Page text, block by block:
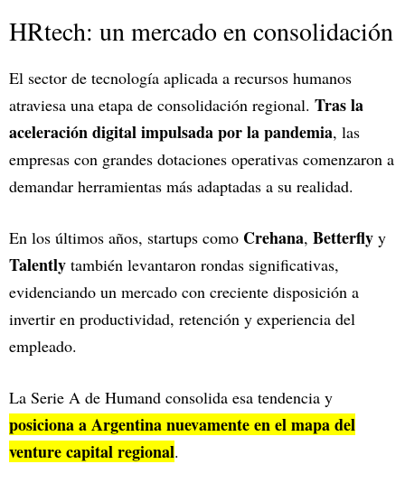
HRtech: un mercado en consolidación
El sector de tecnología aplicada a recursos humanos
atraviesa una etapa de consolidación regional. Tras la
aceleración digital impulsada por la pandemia, las
empresas con grandes dotaciones operativas comenzaron a
demandar herramientas más adaptadas a su realidad.
En los últimos años, startups como Crehana, Betterfly y
Talently también levantaron rondas significativas,
evidenciando un mercado con creciente disposición a
invertir en productividad, retención y experiencia del
empleado.
La Serie A de Humand consolida esa tendencia y
posiciona a Argentina nuevamente en el mapa del
venture capital regional.